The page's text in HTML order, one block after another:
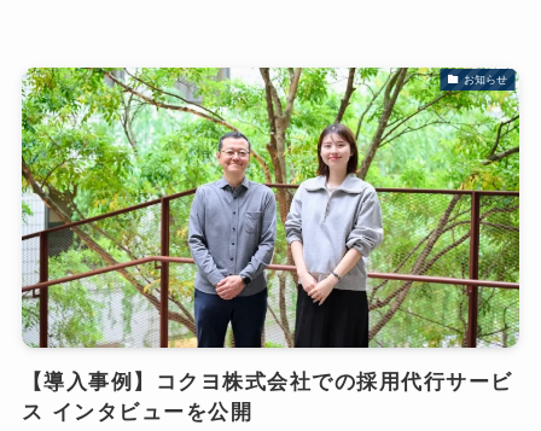
お知らせ
【導入事例】コクヨ株式会社での採用代行サービ
ス インタビューを公開